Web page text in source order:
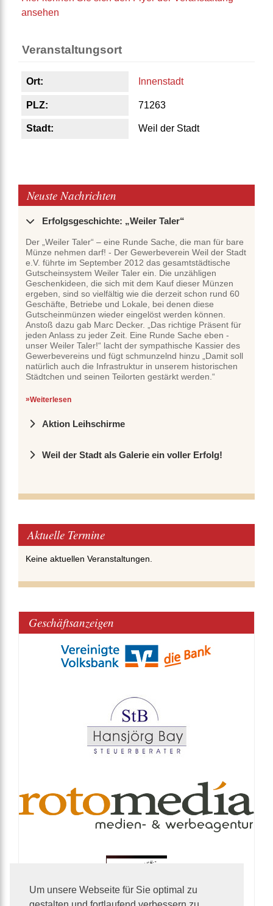
Um unsere Webseite für Sie optimal zu
ansehen
Veranstaltungsort
Ort: Innenstadt
PLZ: 71263
Stadt: Weil der Stadt
Neuste Nachrichten
Erfolgsgeschichte: „Weiler Taler“
Der „Weiler Taler“ – eine Runde Sache, die man für bare
Münze nehmen darf! - Der Gewerbeverein Weil der Stadt
e.V. führte im September 2012 das gesamtstädtische
Gutscheinsystem Weiler Taler ein. Die unzähligen
Geschenkideen, die sich mit dem Kauf dieser Münzen
ergeben, sind so vielfältig wie die derzeit schon rund 60
Geschäfte, Betriebe und Lokale, bei denen diese
Gutscheinmünzen wieder eingelöst werden können.
Anstoß dazu gab Marc Decker. „Das richtige Präsent für
jeden Anlass zu jeder Zeit. Eine Runde Sache eben -
unser Weiler Taler!“ lacht der sympathische Kassier des
Gewerbevereins und fügt schmunzelnd hinzu „Damit soll
natürlich auch die Infrastruktur in unserem historischen
Städtchen und seinen Teilorten gestärkt werden.“
Weiterlesen
Aktion Leihschirme
Weil der Stadt als Galerie ein voller Erfolg!
Aktuelle Termine
Keine aktuellen Veranstaltungen.
Geschäftsanzeigen